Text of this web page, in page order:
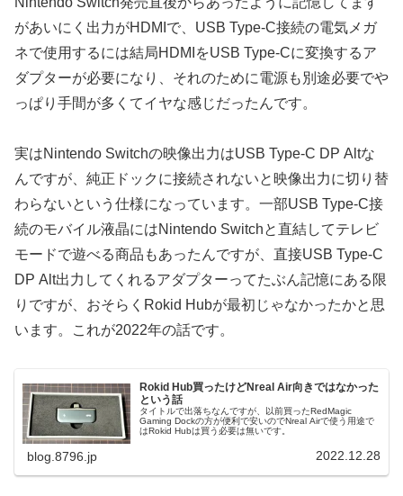
があいにく出力がHDMIで、USB Type-C接続の電気メガ
ネで使用するには結局HDMIをUSB Type-Cに変換するア
ダプターが必要になり、それのために電源も別途必要でや
っぱり手間が多くてイヤな感じだったんです。
実はNintendo Switchの映像出力はUSB Type-C DP Altな
んですが、純正ドックに接続されないと映像出力に切り替
わらないという仕様になっています。一部USB Type-C接
続のモバイル液晶にはNintendo Switchと直結してテレビ
モードで遊べる商品もあったんですが、直接USB Type-C
DP Alt出力してくれるアダプターってたぶん記憶にある限
りですが、おそらくRokid Hubが最初じゃなかったかと思
います。これが2022年の話です。
Rokid Hub買ったけどNreal Air向きではなかった
という話
タイトルで出落ちなんですが、以前買ったRedMagic
Gaming Dockの方が便利で安いのでNreal Airで使う用途で
はRokid Hubは買う必要は無いです。
blog.8796.jp 2022.12.28